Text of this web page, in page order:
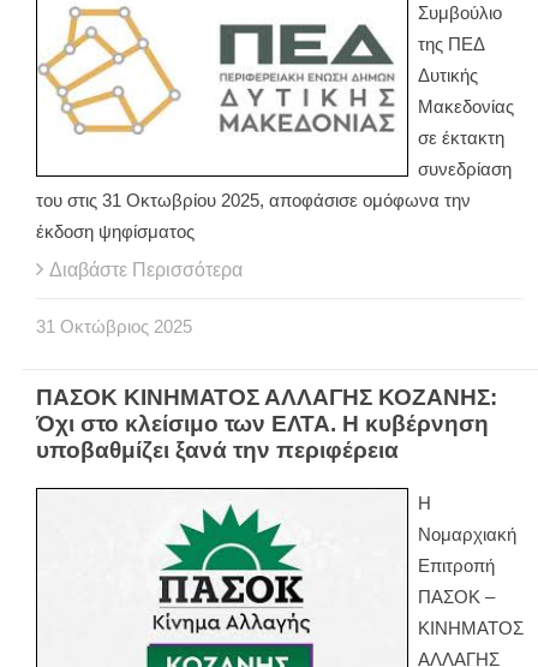
Συμβούλιο
της ΠΕΔ
Δυτικής
Μακεδονίας
σε έκτακτη
συνεδρίαση
του στις 31 Οκτωβρίου 2025, αποφάσισε ομόφωνα την
έκδοση ψηφίσματος
Διαβάστε Περισσότερα
31 Οκτώβριος 2025
ΠΑΣΟΚ ΚΙΝΗΜΑΤΟΣ ΑΛΛΑΓΗΣ ΚΟΖΑΝΗΣ:
Όχι στο κλείσιμο των ΕΛΤΑ. Η κυβέρνηση
υποβαθμίζει ξανά την περιφέρεια
Η
Νομαρχιακή
Επιτροπή
ΠΑΣΟΚ –
ΚΙΝΗΜΑΤΟΣ
ΑΛΛΑΓΗΣ